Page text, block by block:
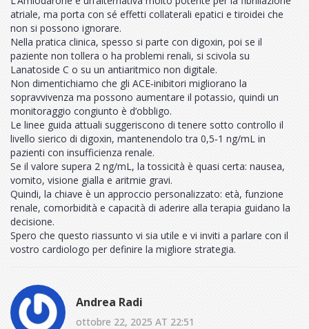
atriale, ma porta con sé effetti collaterali epatici e tiroidei che
non si possono ignorare.
Nella pratica clinica, spesso si parte con digoxin, poi se il
paziente non tollera o ha problemi renali, si scivola su
Lanatoside C o su un antiaritmico non digitale.
Non dimentichiamo che gli ACE‑inibitori migliorano la
sopravvivenza ma possono aumentare il potassio, quindi un
monitoraggio congiunto è d’obbligo.
Le linee guida attuali suggeriscono di tenere sotto controllo il
livello sierico di digoxin, mantenendolo tra 0,5‑1 ng/mL in
pazienti con insufficienza renale.
Se il valore supera 2 ng/mL, la tossicità è quasi certa: nausea,
vomito, visione gialla e aritmie gravi.
Quindi, la chiave è un approccio personalizzato: età, funzione
renale, comorbidità e capacità di aderire alla terapia guidano la
decisione.
Spero che questo riassunto vi sia utile e vi inviti a parlare con il
vostro cardiologo per definire la migliore strategia.
Andrea Radi
ottobre 22, 2025 AT 22:51